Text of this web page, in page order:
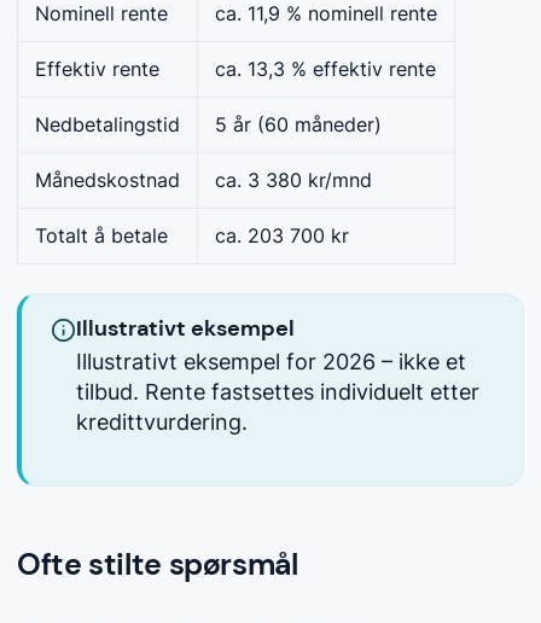
Nominell rente ca. 11,9 % nominell rente
Effektiv rente ca. 13,3 % effektiv rente
Nedbetalingstid 5 år (60 måneder)
Månedskostnad ca. 3 380 kr/mnd
Totalt å betale ca. 203 700 kr
Illustrativt eksempel
Illustrativt eksempel for 2026 – ikke et
tilbud. Rente fastsettes individuelt etter
kredittvurdering.
Ofte stilte spørsmål